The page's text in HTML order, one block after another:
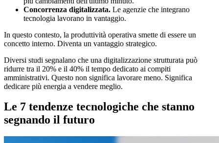
Concorrenza digitalizzata. Le agenzie che integrano
tecnologia lavorano in vantaggio.
In questo contesto, la produttività operativa smette di essere un
concetto interno. Diventa un vantaggio strategico.
Diversi studi segnalano che una digitalizzazione strutturata può
ridurre tra il 20% e il 40% il tempo dedicato ai compiti
amministrativi. Questo non significa lavorare meno. Significa
dedicare più energia a vendere meglio.
Le 7 tendenze tecnologiche che stanno
segnando il futuro